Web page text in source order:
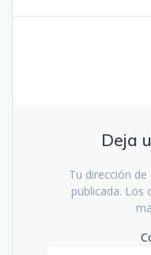
Deja
Tu dirección
publicada. Los